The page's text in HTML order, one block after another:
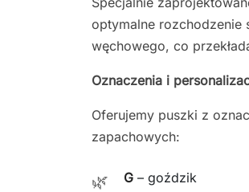
optymalne rozchodzenie
węchowego, co
Oznaczenia i
Oferujemy puszki z
zapachowych:
🌿 G – goździk